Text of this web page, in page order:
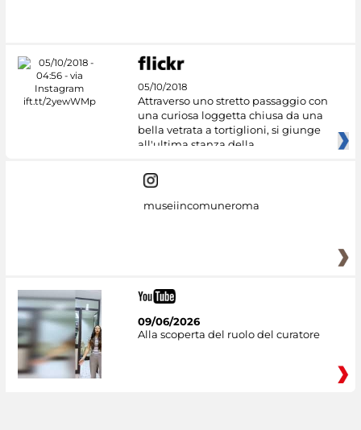
05/10/2018
Attraverso uno stretto passaggio con
una curiosa loggetta chiusa da una
bella vetrata a tortiglioni, si giunge
all'ultima stanza della
museiincomuneroma
09/06/2026
Alla scoperta del ruolo del curatore